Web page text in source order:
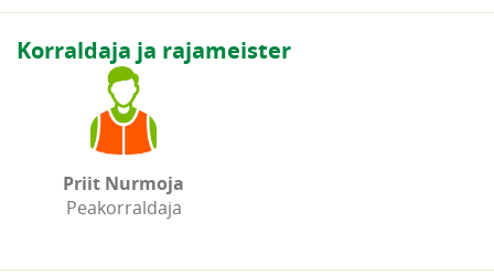
Korraldaja ja rajameister
Priit Nurmoja
Peakorraldaja